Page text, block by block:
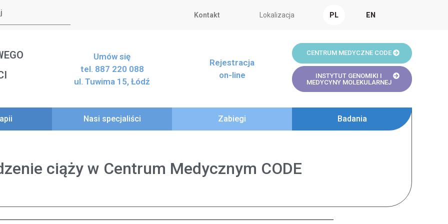
Kontakt Lokalizacja PL EN
Umów się
tel. 887 220 088
ul. Tuwima 15, Łódź
Rejestracja
on-line
CENTRUM MEDYCZNE CODE
INSTYTUT GENOMIKI I
MEDYCYNY MOLEKULARNEJ
Nasi specjaliści Zabiegi Badania
ciąży w Centrum Medycznym CODE